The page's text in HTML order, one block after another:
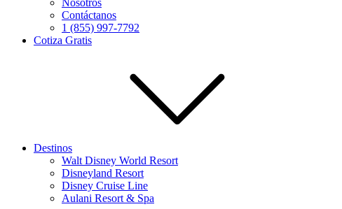
Nosotros
Contáctanos
1 (855) 997-7792
Cotiza Gratis
Destinos
Walt Disney World Resort
Disneyland Resort
Disney Cruise Line
Aulani Resort & Spa